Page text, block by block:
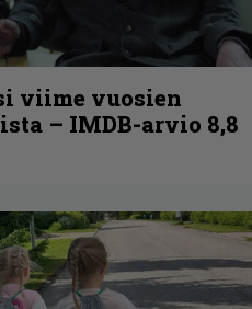
viime vuosien
– IMDB-arvio 8,8